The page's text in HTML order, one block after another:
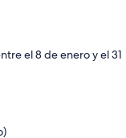
el 8 de enero y el 31